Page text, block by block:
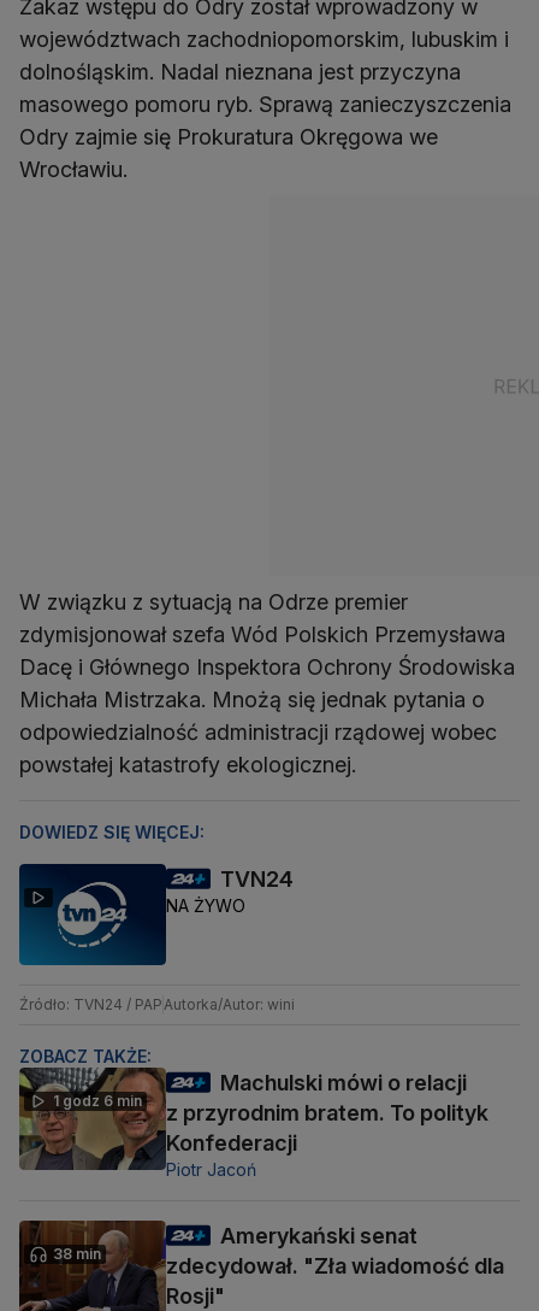
Zakaz wstępu do Odry został wprowadzony w
województwach zachodniopomorskim, lubuskim i
dolnośląskim. Nadal nieznana jest przyczyna
masowego pomoru ryb. Sprawą zanieczyszczenia
Odry zajmie się Prokuratura Okręgowa we
Wrocławiu.
W związku z sytuacją na Odrze premier
zdymisjonował szefa Wód Polskich Przemysława
Dacę i Głównego Inspektora Ochrony Środowiska
Michała Mistrzaka. Mnożą się jednak pytania o
odpowiedzialność administracji rządowej wobec
powstałej katastrofy ekologicznej.
DOWIEDZ SIĘ WIĘCEJ:
TVN24
NA ŻYWO
Źródło: TVN24 / PAPAutorka/Autor: wini
ZOBACZ TAKŻE:
1 godz 6 min
Machulski mówi o relacji
z przyrodnim bratem. To polityk
Konfederacji
Piotr Jacoń
38 min
Amerykański senat
zdecydował. "Zła wiadomość dla
Rosji"